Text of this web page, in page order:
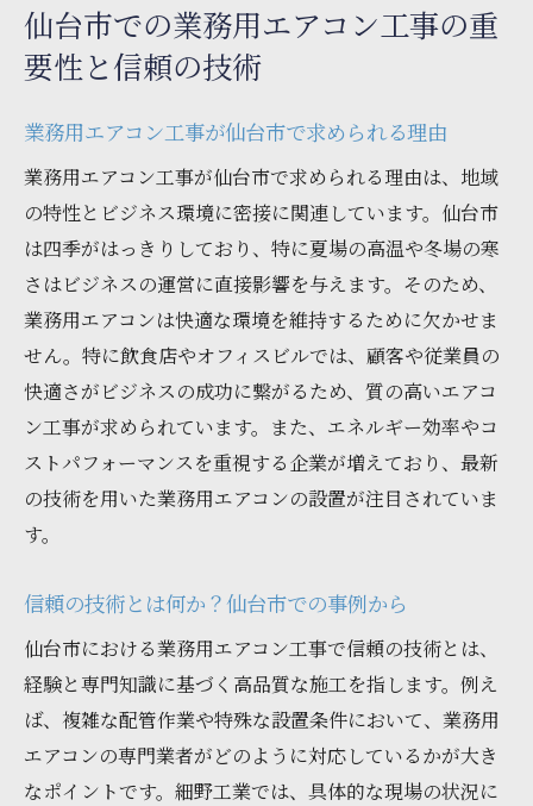
仙台市の気候と業務用エアコンの選び方
成功するエアコン工事のための技術的ポイ
仙台市での業務用エアコン工事の未来展望
業務用エアコン工事を成功させるためのポイン
ト
迅速な見積もりの重要性とその方法
最適なエアコン選びのためのヒント
工事前に知っておきたい準備と確認事項
配管作業で陥りやすいトラブルと解決策
特殊な設置条件に対応する工夫
効率的な工期管理のためのポイント
仙台市で評判の高い業務用エアコン工事業者の
口コミで見る仙台市のエアコン工事業者
業者選びの際のチェックポイント
経験豊富な業者のメリットとは
地元での評判が高い業者を選ぶ理由
安心して依頼できる業者の特徴
仙台市での業務用エアコン工事の重
要性と信頼の技術
業務用エアコン工事が仙台市で求められる理由
業務用エアコン工事が仙台市で求められる理由は、地域
の特性とビジネス環境に密接に関連しています。仙台市
は四季がはっきりしており、特に夏場の高温や冬場の寒
さはビジネスの運営に直接影響を与えます。そのため、
業務用エアコンは快適な環境を維持するために欠かせま
せん。特に飲食店やオフィスビルでは、顧客や従業員の
快適さがビジネスの成功に繋がるため、質の高いエアコ
ン工事が求められています。また、エネルギー効率やコ
ストパフォーマンスを重視する企業が増えており、最新
の技術を用いた業務用エアコンの設置が注目されていま
す。
信頼の技術とは何か？仙台市での事例から
仙台市における業務用エアコン工事で信頼の技術とは、
経験と専門知識に基づく高品質な施工を指します。例え
ば、複雑な配管作業や特殊な設置条件において、業務用
エアコンの専門業者がどのように対応しているかが大き
なポイントです。細野工業では、具体的な現場の状況に